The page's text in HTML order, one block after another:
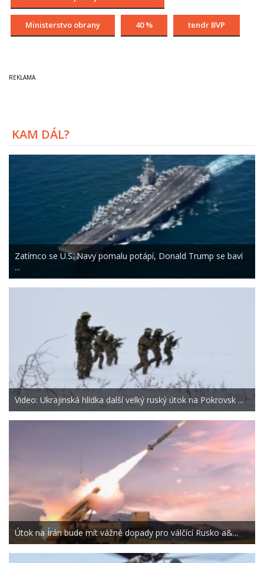
Ministerstvo obrany 40 % tendr BVP
KAM DÁL?
Zatímco se U.S. Navy pomalu potápí, Donald Trump se baví
...
Video: Ukrajinská hlídka další velký ruský útok na Pokrovsk ...
Útok na Írán bude mít vážné dopady pro válčící Rusko a&...